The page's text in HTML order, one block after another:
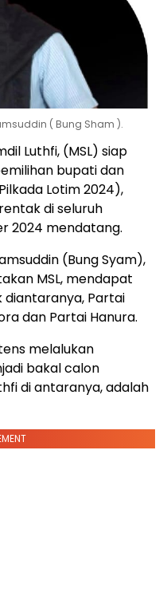
( Bung Sham ).
Luthfi, (MSL) siap
bupati dan
Lotim 2024),
di seluruh
2024 mendatang.
(Bung Syam),
MSL, mendapat
diantaranya, Partai
dan Partai Hanura.
melalukan
bakal calon
di antaranya, adalah